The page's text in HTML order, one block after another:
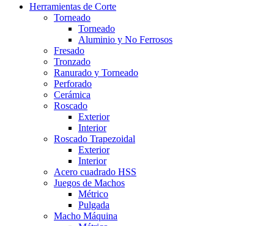
Herramientas de Corte
Torneado
Torneado
Aluminio y No Ferrosos
Fresado
Tronzado
Ranurado y Torneado
Perforado
Cerámica
Roscado
Exterior
Interior
Roscado Trapezoidal
Exterior
Interior
Acero cuadrado HSS
Juegos de Machos
Métrico
Pulgada
Macho Máquina